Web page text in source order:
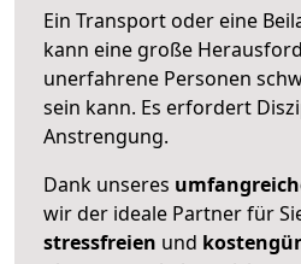
Ein Transport oder eine
kann eine große
unerfahrene Personen
sein kann. Es erfordert
Anstrengung.
Dank unseres
wir der ideale Partner für
stressfreien und